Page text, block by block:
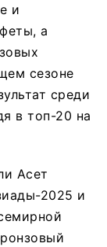
и
а
сезоне
среди
в топ-20 на
Асет
2025 и